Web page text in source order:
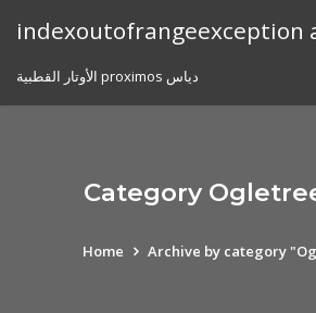
indexoutofrangeexception
الأوتار القطبية proximos دياس
Category
Home Archive by category